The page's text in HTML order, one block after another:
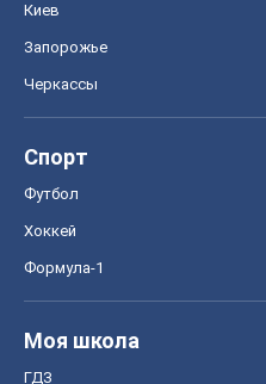
Киев
Запорожье
Черкассы
Спорт
Футбол
Хоккей
Формула-1
Моя школа
ГДЗ